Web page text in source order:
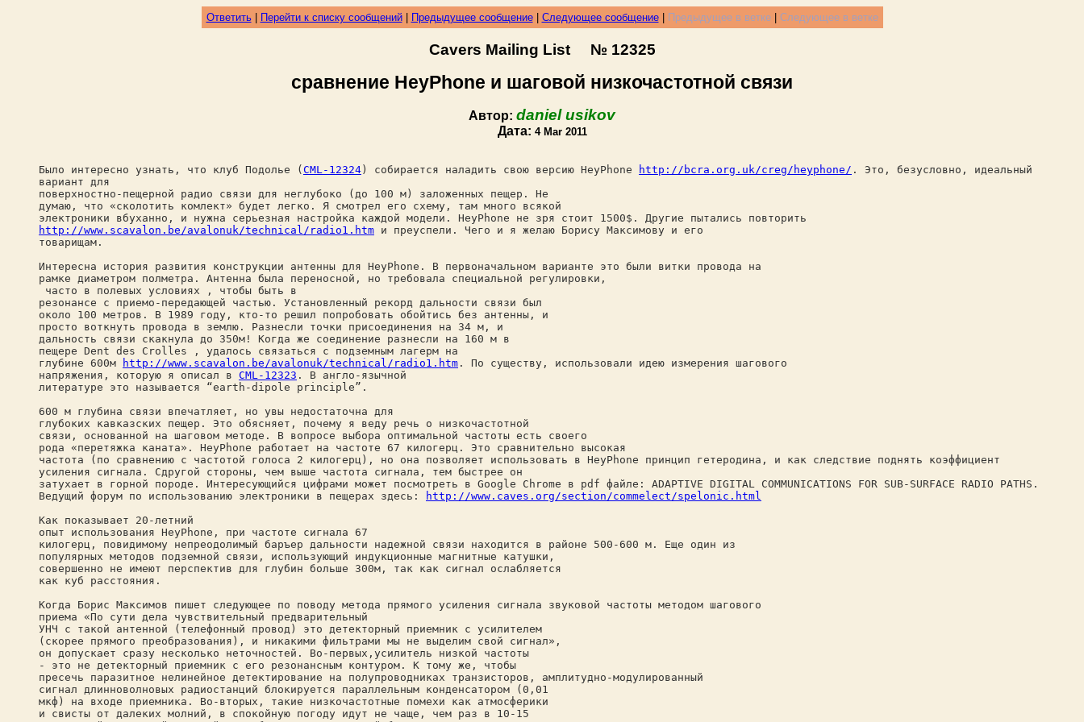
Ответить| Перейти к списку сообщений| Предыдущее сообщение| Следующее сообщение| Предыдущее в ветке| Следующее в ветке
Cavers Mailing List № 12325
сравнение HeyPhone и шаговой низкочастотной связи
Автор: daniel usikov
Дата: 4 Mar 2011
Было интересно узнать, что клуб Подолье ( CML-12324 ) собирается наладить свою версию HeyPhone http://bcra.org.uk/creg/heyphone/ . Это, безусловно, идеальный
вариант для
поверхностно-пещерной радио связи для неглубоко (до 100 м) заложенных пещер. Не
думаю, что «сколотить комлект» будет легко. Я смотрел его схему, там много всякой
электроники вбуханно, и нужна серьезная настройка каждой модели. HeyPhone не зря стоит 1500$. Другие пытались повторить
http://www.scavalon.be/avalonuk/technical/radio1.htm и преуспели. Чего и я желаю Борису Максимову и его
товарищам.
Интересна история развития конструкции антенны для HeyPhone. В первоначальном варианте это были витки провода на
рамке диаметром полметра. Антенна была переносной, но требовала специальной регулировки,
часто в полевых условиях , чтобы быть в
резонансе с приемо-передающей частью. Установленный рекорд дальности связи был
около 100 метров. В 1989 году, кто-то решил попробовать обойтись без антенны, и
просто воткнуть провода в землю. Разнесли точки присоединения на 34 м, и
дальность связи скакнула до 350м! Когда же соединение разнесли на 160 м в
пещере Dent des Crolles , удалось связаться с подземным лагерм на
глубине 600м
http://www.scavalon.be/avalonuk/technical/radio1.htm . По существу, использовали идею измерения шагового
напряжения, которую я описал в CML-12323 . В англо-язычной
литературе это называется “earth-dipole principle”.
600 м глубина связи впечатляет, но увы недостаточна для
глубоких кавказских пещер. Это обясняет, почему я веду речь о низкочастотной
связи, основанной на шаговом методе. В вопросе выбора оптимальной частоты есть своего
рода «перетяжка каната». HeyPhone работает на частоте 67 килогерц. Это сравнительно высокая
частота (по сравнению с частотой голоса 2 килогерц), но она позволяет использовать в HeyPhone принцип гетеродина, и как следствие поднять коэффициент
усиления сигнала. Сдругой стороны, чем выше частота сигнала, тем быстрее он
затухает в горной породе. Интересующийся цифрами может посмотреть в Google Chrome в pdf файле: ADAPTIVE DIGITAL COMMUNICATIONS FOR SUB-SURFACE RADIO PATHS.
Ведущий форум по использованию электроники в пещерах здесь:
http://www.caves.org/section/commelect/spelonic.html
Как показывает 20-летний
опыт использования HeyPhone, при частоте сигнала 67
килогерц, повидимому непреодолимый баръер дальности надежной связи находится в районе 500-600 м. Еще один из
популярных методов подземной связи, использующий индукционные магнитные катушки,
совершенно не имеют перспектив для глубин больше 300м, так как сигнал ослабляется
как куб расстояния.
Когда Борис Максимов пишет следующее по поводу метода прямого усиления сигнала звуковой частоты методом шагового
приема «По сути дела чувствительный предварительный
УНЧ с такой антенной (телефонный провод) это детекторный приемник с усилителем
(скорее прямого преобразования), и никакими фильтрами мы не выделим свой сигнал»,
он допускает сразу несколько неточностей. Во-первых,усилитель низкой частоты
- это не детекторный приемник с его резонансным контуром. К тому же, чтобы
пресечь паразитное нелинейное детектирование на полупроводниках транзисторов, амплитудно-модулированный
сигнал длинноволновых радиостанций блокируется параллельным конденсатором (0,01
мкф) на входе приемника. Во-вторых, такие низкочастотные помехи как атмосферики
и свисты от далеких молний, в спокойную погоду идут не чаще, чем раз в 10-15